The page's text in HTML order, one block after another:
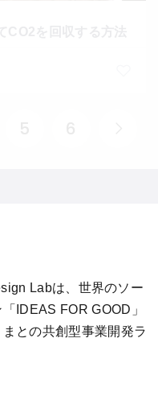
Labは、世界のソー
IDEAS FOR GOOD」
との共創型事業開発ラ